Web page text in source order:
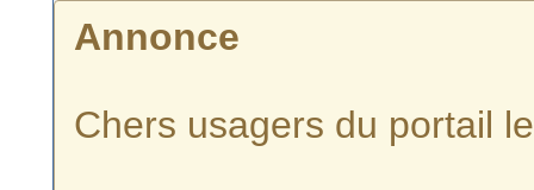
Annonce
Chers usagers du portail